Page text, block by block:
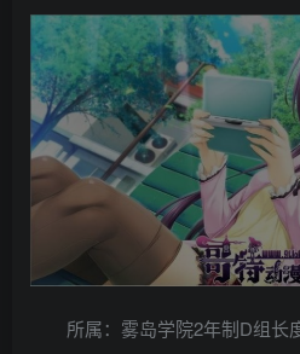
所属：雾岛学院2年制D组长度